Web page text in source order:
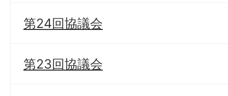
第24回協議会
第23回協議会